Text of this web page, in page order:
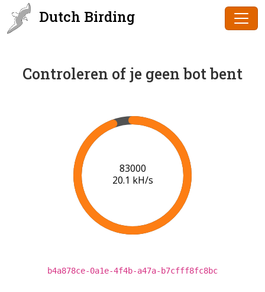
Dutch Birding
Controleren of je geen bot bent
85000
20.2 kH/s
b4a878ce-0a1e-4f4b-a47a-b7cfff8fc8bc